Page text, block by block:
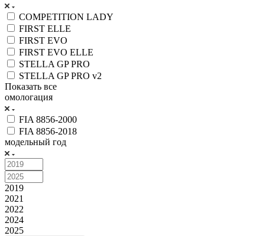
COMPETITION LADY
FIRST ELLE
FIRST EVO
FIRST EVO ELLE
STELLA GP PRO
STELLA GP PRO v2
Показать все
омологация
FIA 8856-2000
FIA 8856-2018
модельный год
2019
2021
2022
2024
2025